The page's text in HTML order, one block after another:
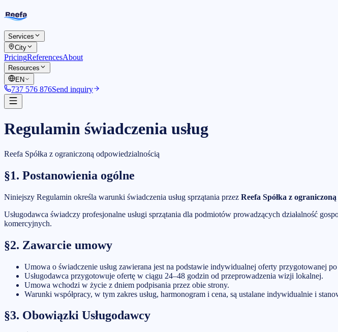
Services
City
PricingReferencesAbout
Resources
EN
737 576 876Send inquiry
Regulamin świadczenia usług
Reefa Spółka z ograniczoną odpowiedzialnością
§1. Postanowienia ogólne
Niniejszy Regulamin określa warunki świadczenia usług sprzątania przez Reefa Spółka z
Usługodawca świadczy profesjonalne usługi sprzątania dla podmiotów prowadzących działalność
komercyjnych.
§2. Zawarcie umowy
Umowa o świadczenie usług zawierana jest na podstawie indywidualnej oferty przygotowanej
Usługodawca przygotowuje ofertę w ciągu 24–48 godzin od przeprowadzenia wizji lokalnej.
Umowa wchodzi w życie z dniem podpisania przez obie strony.
Warunki współpracy, w tym zakres usług, harmonogram i cena, są ustalane indywidualnie i
§3. Obowiązki Usługodawcy